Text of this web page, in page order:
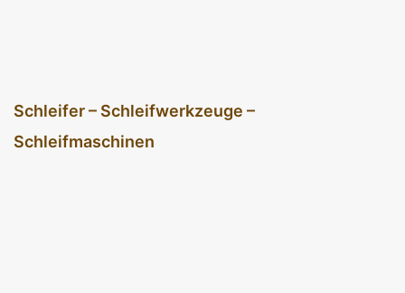
Schleifer – Schleifwerkzeuge –
Schleifmaschinen